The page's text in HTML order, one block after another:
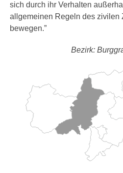
sich durch ihr Verhalten
allgemeinen Regeln des zivilen
bewegen.”
Bezirk: